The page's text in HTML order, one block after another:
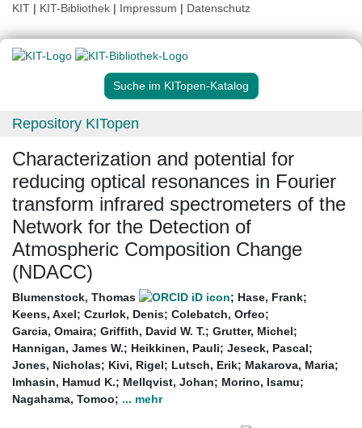
KIT | KIT-Bibliothek | Impressum | Datenschutz
Suche im KITopen-Katalog
Repository KITopen
Characterization and potential for
reducing optical resonances in Fourier
transform infrared spectrometers of the
Network for the Detection of
Atmospheric Composition Change
(NDACC)
Blumenstock, Thomas ; Hase, Frank;
Keens, Axel; Czurlok, Denis; Colebatch, Orfeo;
Garcia, Omaira; Griffith, David W. T.; Grutter, Michel;
Hannigan, James W.; Heikkinen, Pauli; Jeseck, Pascal;
Jones, Nicholas; Kivi, Rigel; Lutsch, Erik; Makarova, Maria;
Imhasin, Hamud K.; Mellqvist, Johan; Morino, Isamu;
Nagahama, Tomoo; ... mehr